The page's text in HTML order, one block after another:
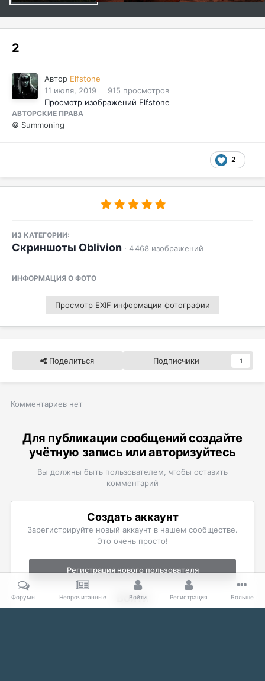
2
Автор Elfstone
11 июля, 2019
915 просмотров
Просмотр изображений Elfstone
АВТОРСКИЕ ПРАВА
© Summoning
2
ИЗ КАТЕГОРИИ:
Скриншоты Oblivion · 4 468 изображений
ИНФОРМАЦИЯ О ФОТО
Просмотр EXIF информации фотографии
Поделиться Подписчики 1
Комментариев нет
Для публикации сообщений создайте
учётную запись или авторизуйтесь
Вы должны быть пользователем, чтобы оставить
комментарий
Создать аккаунт
Зарегистрируйте новый аккаунт в нашем сообществе.
Это очень просто!
Регистрация нового пользователя
Войти
Уже есть аккаунт? Войти в систему.
Форумы Непрочитанные Войти Регистрация Больше